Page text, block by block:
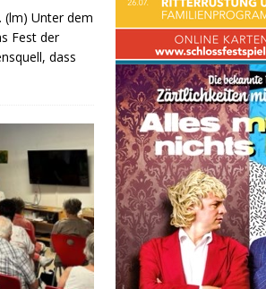
(lm) Unter dem
Fest der
dass